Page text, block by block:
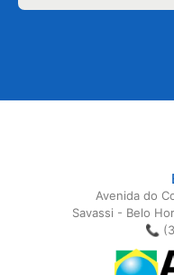
Avenida do
Savassi - Belo
📞